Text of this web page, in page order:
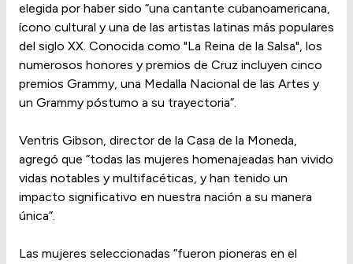
elegida por haber sido “una cantante cubanoamericana,
ícono cultural y una de las artistas latinas más populares
del siglo XX. Conocida como "La Reina de la Salsa", los
numerosos honores y premios de Cruz incluyen cinco
premios Grammy, una Medalla Nacional de las Artes y
un Grammy póstumo a su trayectoria”.
Ventris Gibson, director de la Casa de la Moneda,
agregó que “todas las mujeres homenajeadas han vivido
vidas notables y multifacéticas, y han tenido un
impacto significativo en nuestra nación a su manera
única”.
Las mujeres seleccionadas “fueron pioneras en el